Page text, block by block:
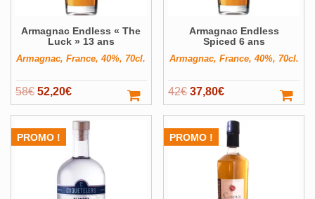
Armagnac Endless « The
Luck » 13 ans
Armagnac, France, 40%, 70cl.
58€ Le
prix
était :
52,20€Le
prix
actuel
est :
52,20€.
Armagnac Endless
Spiced 6 ans
Armagnac, France, 40%, 70cl.
42€ Le
prix
était :
37,80€Le
prix
actuel
est :
37,80€.
PROMO ! PROMO !